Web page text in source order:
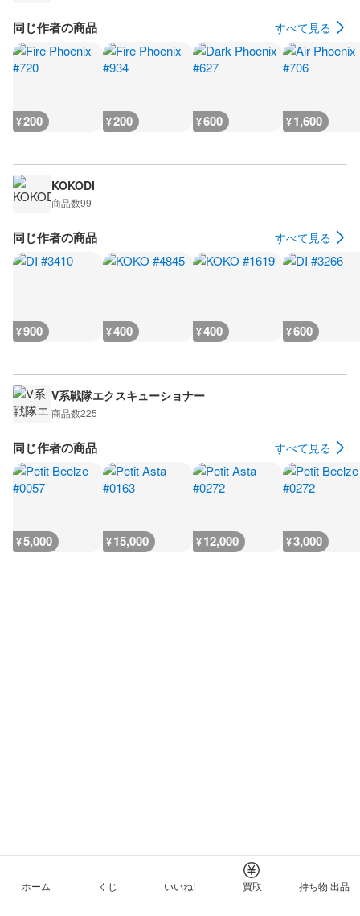
同じ作者の商品 すべて見る
¥200 ¥200 ¥600 ¥1,600
KOKODI
商品数99
同じ作者の商品 すべて見る
¥900 ¥400 ¥400 ¥600
V系戦隊エクスキューショナー
商品数225
同じ作者の商品 すべて見る
¥5,000 ¥15,000 ¥12,000 ¥3,000
ホーム くじ いいね! 買取 持ち物 出品